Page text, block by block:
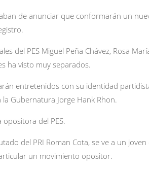
de anunciar que conformarán un
del PES Miguel Peña Chávez, Rosa
ha visto muy separados.
entretenidos con su identidad
Gubernatura Jorge Hank Rhon.
del PES.
del PRI Roman Cota, se ve a un
un movimiento opositor.